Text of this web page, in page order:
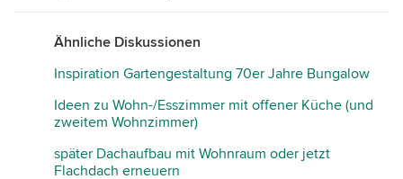
Ähnliche Diskussionen
Inspiration Gartengestaltung 70er Jahre Bungalow
Ideen zu Wohn-/Esszimmer mit offener Küche (und
zweitem Wohnzimmer)
später Dachaufbau mit Wohnraum oder jetzt
Flachdach erneuern